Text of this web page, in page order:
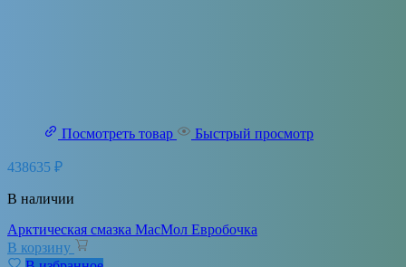
Посмотреть товар Быстрый просмотр
438635 ₽
В наличии
Арктическая смазка МасМол Евробочка
В корзину